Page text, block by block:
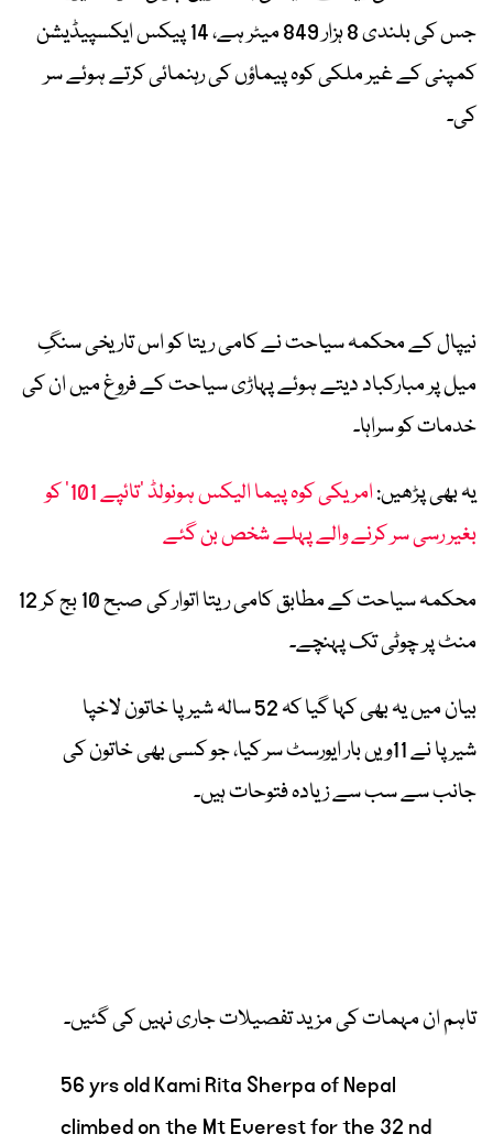
جس کی بلندی 8 ہزار 849 میٹر ہے، 14 پیکس ایکسپیڈیشن
کمپنی کے غیر ملکی کوہ پیماؤں کی رہنمائی کرتے ہوئے سر
کی۔
نیپال کے محکمہ سیاحت نے کامی ریتا کو اس تاریخی سنگِ
میل پر مبارکباد دیتے ہوئے پہاڑی سیاحت کے فروغ میں ان کی
خدمات کو سراہا۔
یہ بھی پڑھیں:
امریکی کوہ پیما الیکس ہونولڈ ’تائپے 101‘ کو
بغیر رسی سر کرنے والے پہلے شخص بن گئے
محکمہ سیاحت کے مطابق کامی ریتا اتوار کی صبح 10 بج کر 12
منٹ پر چوٹی تک پہنچے۔
بیان میں یہ بھی کہا گیا کہ 52 سالہ شیرپا خاتون
لاخپا
شیرپا
نے 11ویں بار ایورسٹ سر کیا، جو کسی بھی خاتون کی
جانب سے سب سے زیادہ فتوحات ہیں۔
تاہم ان مہمات کی مزید تفصیلات جاری نہیں کی گئیں۔
56 yrs old Kami Rita Sherpa of Nepal
climbed on the Mt Everest for the 32 nd